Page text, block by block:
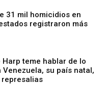
31 mil homicidios en
registraron más
Harp teme hablar de lo
Venezuela, su país natal,
represalias